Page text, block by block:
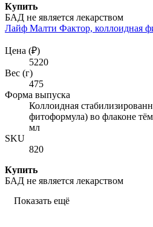
Купить
БАД не является лекарством
Лайф Малти Фактор, коллоидная
Цена (₽)
5220
Вес (г)
475
Форма выпуска
Коллоидная
фитоформула) во флаконе
мл
SKU
820
Купить
БАД не является лекарством
Показать ещё